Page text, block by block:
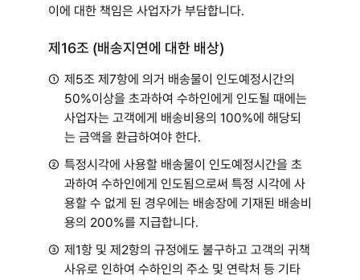
이에 대한 책임은 사업자가 부담합니다.
제16조 (배송지연에 대한 배상)
① 제5조 제7항에 의거 배송물이 인도예정시간의
50%이상을 초과하여 수하인에게 인도될 때에는
사업자는 고객에게 배송비용의 100%에 해당되
는 금액을 환급하여야 한다.
② 특정시각에 사용할 배송물이 인도예정시간을 초
과하여 수하인에게 인도됨으로써 특정 시각에 사
용할 수 없게 된 경우에는 배송장에 기재된 배송비
용의 200%를 지급합니다.
③ 제1항 및 제2항의 규정에도 불구하고 고객의 귀책
사유로 인하여 수하인의 주소 및 연락처 등 기타